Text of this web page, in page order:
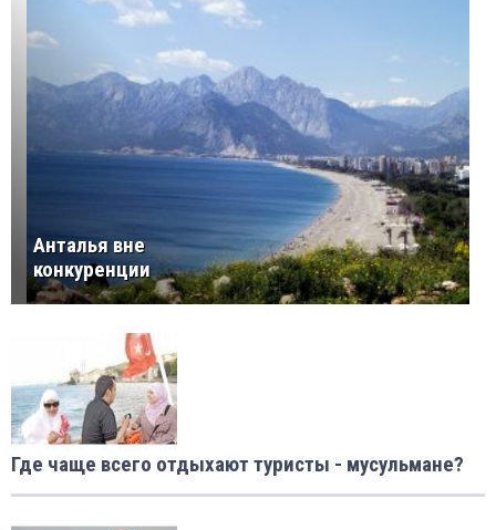
Анталья вне
конкуренции
Где чаще всего отдыхают туристы - мусульмане?